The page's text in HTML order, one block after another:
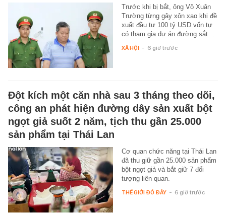
Trước khi bị bắt, ông Võ Xuân
Trường từng gây xôn xao khi đề
xuất đầu tư 100 tỷ USD vốn tự
có tham gia dự án đường sắt…
XÃ HỘI - 6 giờ trước
Đột kích một căn nhà sau 3 tháng theo dõi,
công an phát hiện đường dây sản xuất bột
ngọt giả suốt 2 năm, tịch thu gần 25.000
sản phẩm tại Thái Lan
Cơ quan chức năng tại Thái Lan
đã thu giữ gần 25.000 sản phẩm
bột ngọt giả và bắt giữ 7 đối
tượng liên quan.
THẾ GIỚI ĐÓ ĐÂY - 6 giờ trước